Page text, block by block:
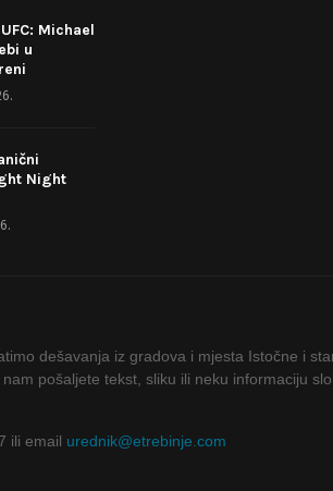
Michael
u
Night
dešavanja iz gradova i mjesta Istočne i
pošaljete tekst, sliku ili neku informaciju
ili email urednik@etrebinje.com